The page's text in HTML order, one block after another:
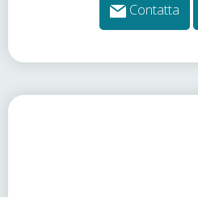
Contatta